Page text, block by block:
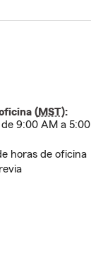
(MST):
9:00 AM a 5:00
horas de oficina